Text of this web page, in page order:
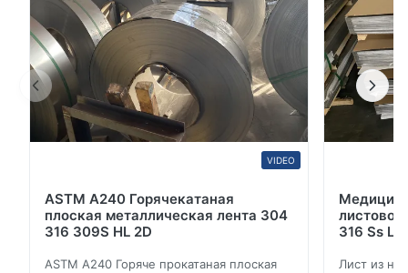
эстетический вид.Эти ...
VIDEO
ASTM A240 Горячекатаная
плоская металлическая лента 304
316 309S HL 2D
ASTM A240 Горяче прокатаная плоская
316 Ss
Лист из